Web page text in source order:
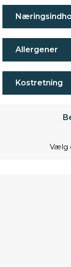
Allergener
Kostretning
Vælg